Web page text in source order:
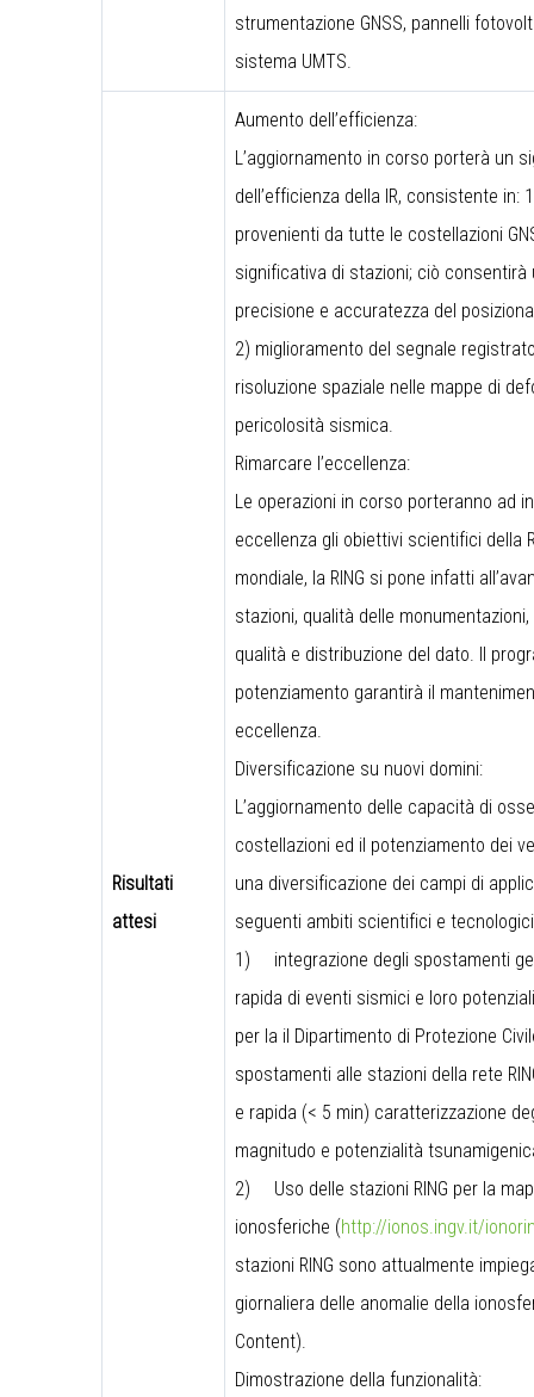
strumentazione GNSS, pannelli
sistema UMTS.
Risultati
attesi
Aumento dell’efficienza:
L’aggiornamento in corso porterà un
dell’efficienza della IR, consistente in:
provenienti da tutte le costellazioni
significativa di stazioni; ciò consentirà
precisione e accuratezza del
2) miglioramento del segnale
risoluzione spaziale nelle mappe di
pericolosità sismica.
Rimarcare l’eccellenza:
Le operazioni in corso porteranno ad
eccellenza gli obiettivi scientifici della
mondiale, la RING si pone infatti
stazioni, qualità delle
qualità e distribuzione del dato. Il
potenziamento garantirà il
eccellenza.
Diversificazione su nuovi domini:
L’aggiornamento delle capacità di
costellazioni ed il potenziamento dei
una diversificazione dei campi di
seguenti ambiti scientifici e
1) integrazione degli spostamenti
rapida di eventi sismici e loro
per la il Dipartimento di Protezione
spostamenti alle stazioni della rete
e rapida (< 5 min) caratterizzazione
magnitudo e potenzialità
2) Uso delle stazioni RING per la
ionosferiche (http://ionos.ingv.it/
stazioni RING sono attualmente
giornaliera delle anomalie della
Content).
Dimostrazione della funzionalità: